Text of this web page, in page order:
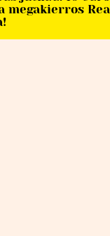
megakierros